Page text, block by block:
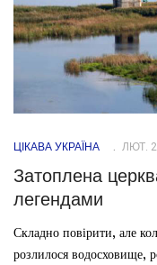
ЦІКАВА УКРАЇНА ЛЮТ.
Затоплена
легендами
Складно повірити, але
розлилося водосховище,